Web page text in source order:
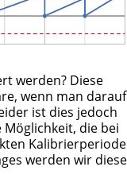
werden? Diese
wenn man darauf
ist dies jedoch
die bei
Kalibrierperiode
werden wir diese